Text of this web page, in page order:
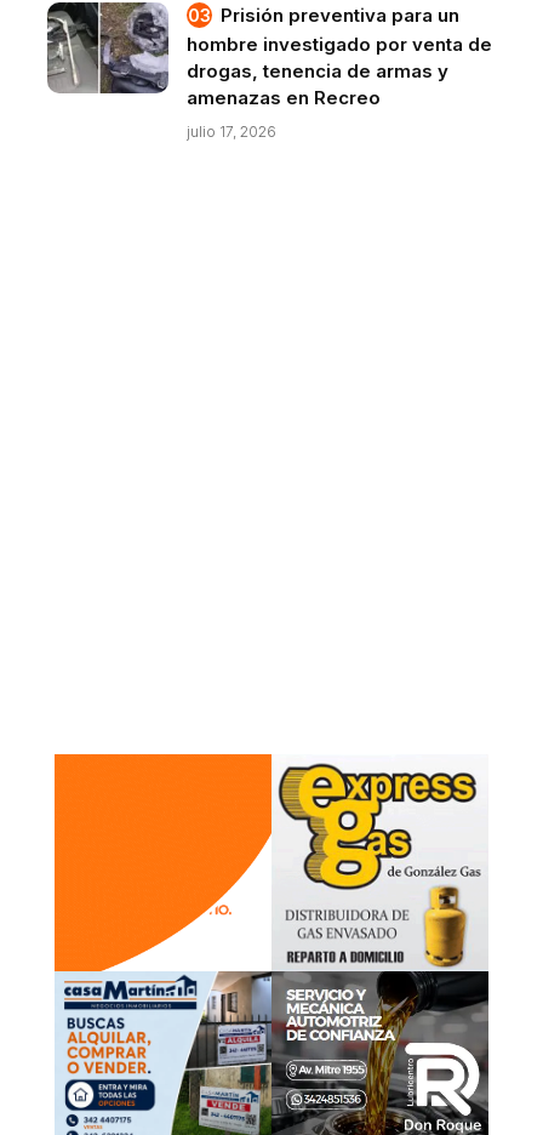
Prisión preventiva para un
hombre investigado por venta de
drogas, tenencia de armas y
amenazas en Recreo
julio 17, 2026